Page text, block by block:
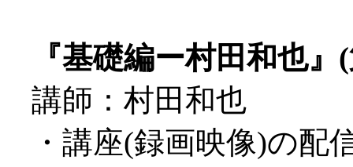
『基礎編ー村田和也』
講師：村田和也
・講座(録画映像)の配